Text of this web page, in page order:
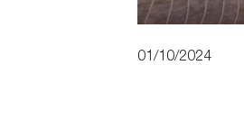
01/10/2024